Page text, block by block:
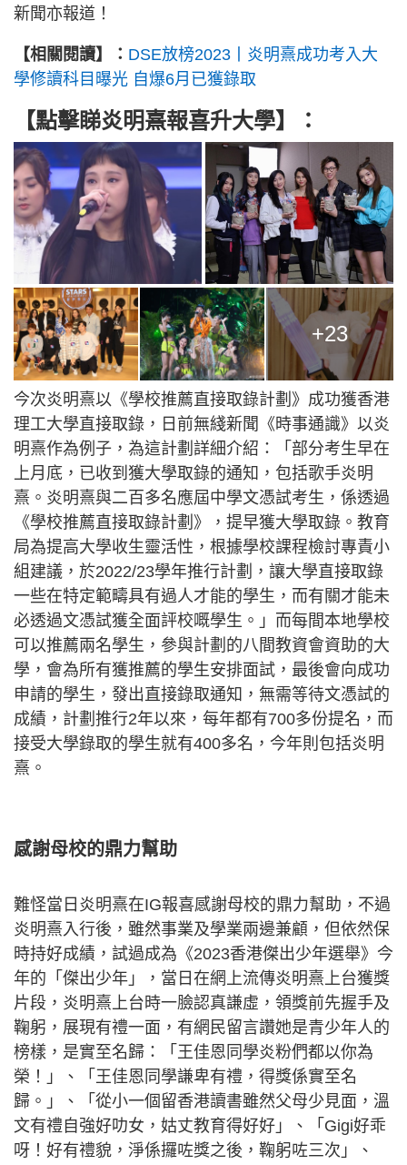
新聞亦報道！
【相關閱讀】： DSE放榜2023丨炎明熹成功考入大
學修讀科目曝光 自爆6月已獲錄取
【點擊睇炎明熹報喜升大學】：
+23
今次炎明熹以《學校推薦直接取錄計劃》成功獲香港
理工大學直接取錄，日前無綫新聞《時事通識》以炎
明熹作為例子，為這計劃詳細介紹：「部分考生早在
上月底，已收到獲大學取錄的通知，包括歌手炎明
熹。炎明熹與二百多名應屆中學文憑試考生，係透過
《學校推薦直接取錄計劃》，提早獲大學取錄。教育
局為提高大學收生靈活性，根據學校課程檢討專責小
組建議，於2022/23學年推行計劃，讓大學直接取錄
一些在特定範疇具有過人才能的學生，而有關才能未
必透過文憑試獲全面評校嘅學生。」而每間本地學校
可以推薦兩名學生，參與計劃的八間教資會資助的大
學，會為所有獲推薦的學生安排面試，最後會向成功
申請的學生，發出直接錄取通知，無需等待文憑試的
成績，計劃推行2年以來，每年都有700多份提名，而
接受大學錄取的學生就有400多名，今年則包括炎明
熹。
感謝母校的鼎力幫助
難怪當日炎明熹在IG報喜感謝母校的鼎力幫助，不過
炎明熹入行後，雖然事業及學業兩邊兼顧，但依然保
時持好成績，試過成為《2023香港傑出少年選舉》今
年的「傑出少年」，當日在網上流傳炎明熹上台獲獎
片段，炎明熹上台時一臉認真謙虛，領獎前先握手及
鞠躬，展現有禮一面，有網民留言讚她是青少年人的
榜樣，是實至名歸：「王佳恩同學炎粉們都以你為
榮！」、「王佳恩同學謙卑有禮，得獎係實至名
歸。」、「從小一個留香港讀書雖然父母少見面，溫
文有禮自強好叻女，姑丈教育得好好」、「Gigi好乖
呀！好有禮貌，淨係攞咗獎之後，鞠躬咗三次」、